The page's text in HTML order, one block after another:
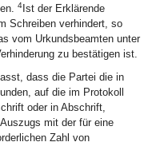
4 Ist der Erklärende
Schreiben verhindert, so
vom Urkundsbeamten unter
zu bestätigen ist.
dass die Partei die in
auf die im Protokoll
oder in Abschrift,
mit der für eine
Zahl von